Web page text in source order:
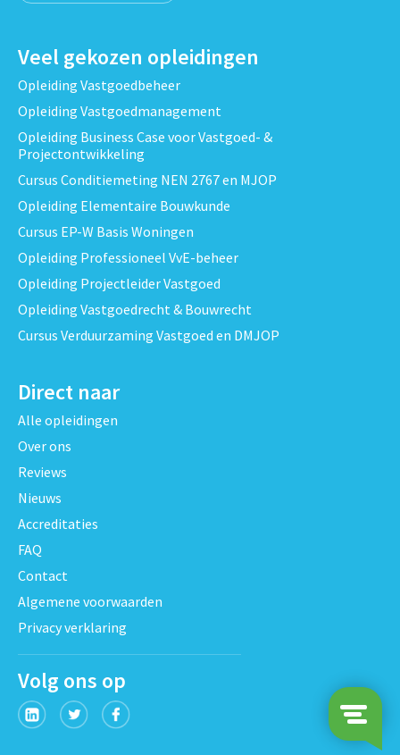
Veel gekozen opleidingen
Opleiding Vastgoedbeheer
Opleiding Vastgoedmanagement
Opleiding Business Case voor Vastgoed- &
Projectontwikkeling
Cursus Conditiemeting NEN 2767 en MJOP
Opleiding Elementaire Bouwkunde
Cursus EP-W Basis Woningen
Opleiding Professioneel VvE-beheer
Opleiding Projectleider Vastgoed
Opleiding Vastgoedrecht & Bouwrecht
Cursus Verduurzaming Vastgoed en DMJOP
Direct naar
Alle opleidingen
Over ons
Reviews
Nieuws
Accreditaties
FAQ
Contact
Algemene voorwaarden
Privacy verklaring
Volg ons op